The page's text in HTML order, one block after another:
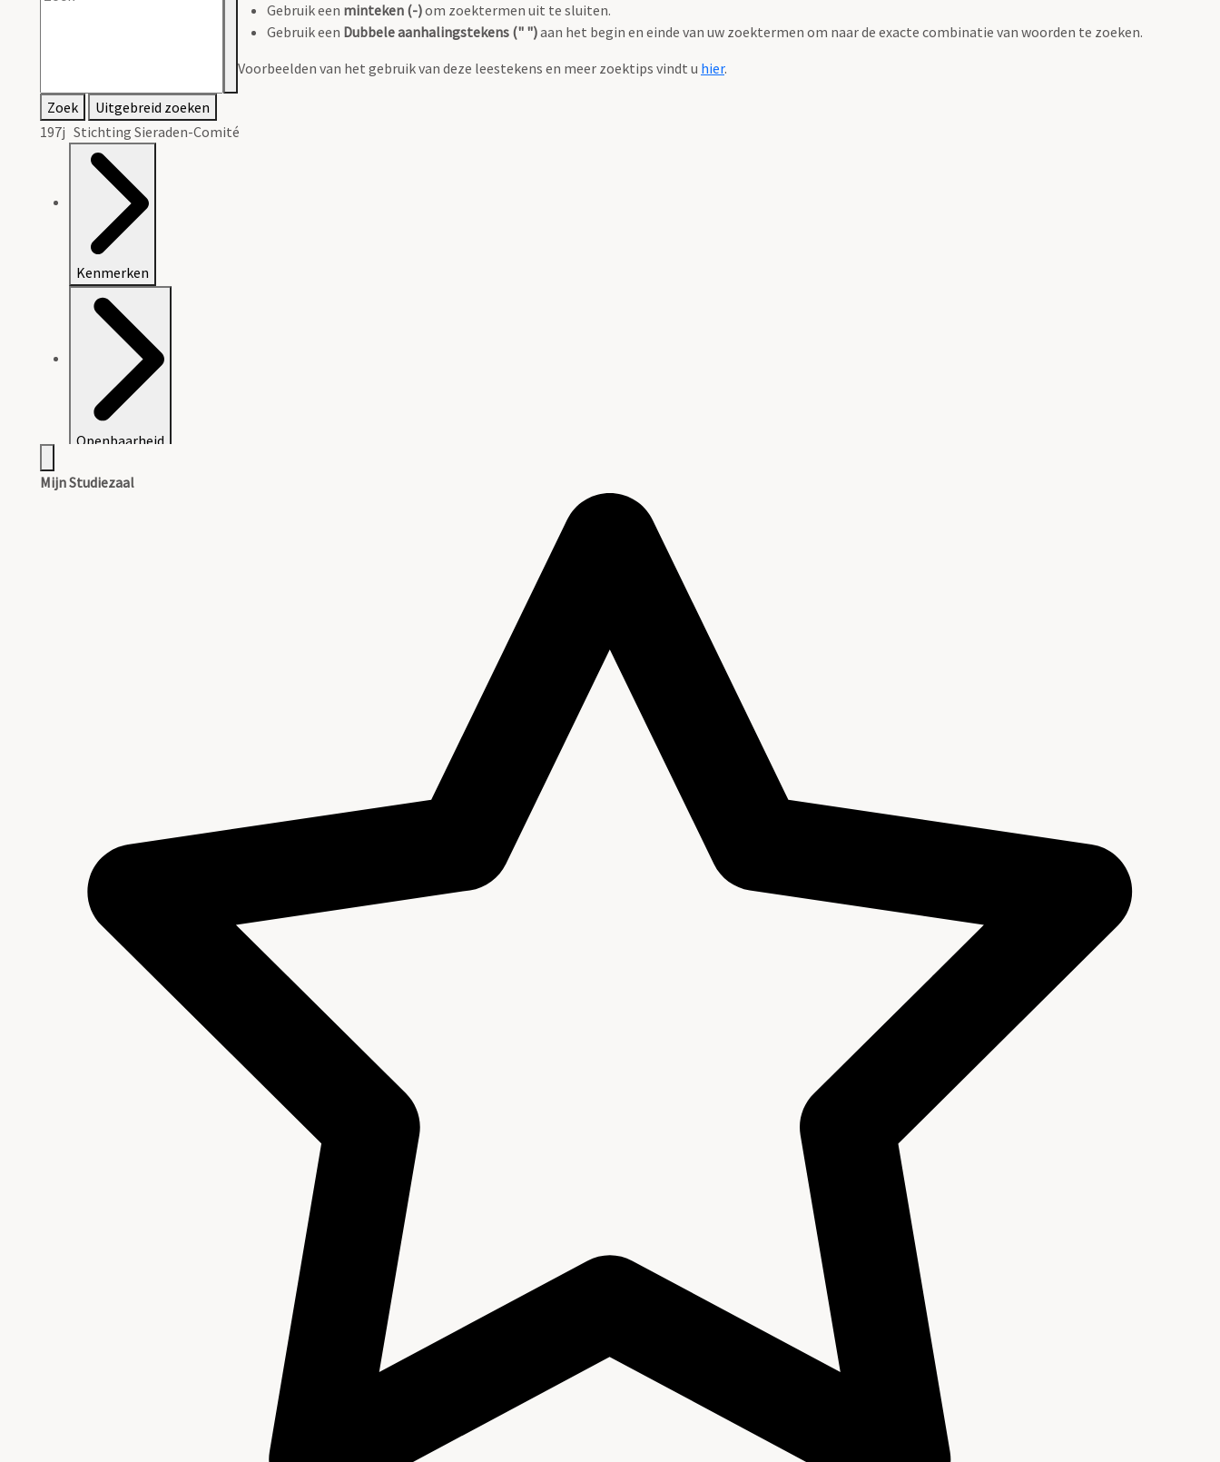
Gebruik een minteken (-)om zoektermen uit te sluiten.
Gebruik een Dubbele aanhalingstekens (" ")aan het begin en einde van uw zoektermen om naar de exacte combinatie van woorden te zoeken.
Voorbeelden van het gebruik van deze leestekens en meer zoektips vindt u hier.
Zoek
Uitgebreid zoeken
197j Stichting Sieraden-Comité
Kenmerken
Openbaarheid
Archieven en Literatuur
Mijn Studiezaal